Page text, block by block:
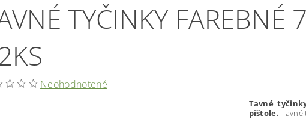
TYČINKY FAREBNÉ
Neohodnotené
Tavné
pištole. Tavné